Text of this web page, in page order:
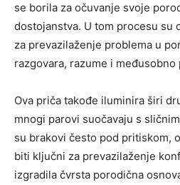
se borila za očuvanje svoje
dostojanstva. U tom procesu su
za prevazilaženje problema u
razgovara, razume i međusobno
Ova priča takođe iluminira širi
mnogi parovi suočavaju s
su brakovi često pod pritiskom,
biti ključni za prevazilaženje
izgradila čvrsta porodična